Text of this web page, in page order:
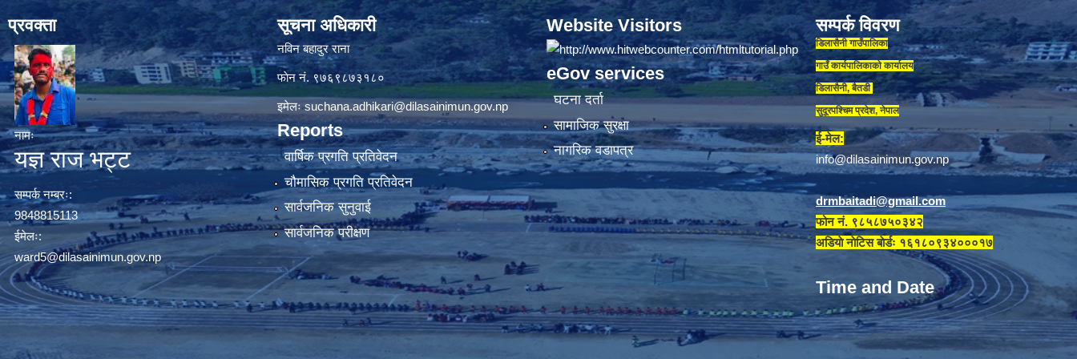
प्रवक्ता
नामः
यज्ञ राज भट्ट
सम्पर्क नम्बरः:
9848815113
ईमेलः:
ward5@dilasainimun.gov.np
सूचना अधिकारी
नविन बहादुर राना
फाेन नं. ९७६९८७३१८०
इमेलःsuchana.adhikari@dilasainimun.gov.np
Reports
वार्षिक प्रगति प्रतिवेदन
चौमासिक प्रगति प्रतिवेदन
सार्वजनिक सुनुवाई
सार्वजनिक परीक्षण
Website Visitors
eGov services
घटना दर्ता
सामाजिक सुरक्षा
नागरिक वडापत्र
सम्पर्क विवरण
डिलासैनी गाउँपालिका
गाउँ कार्यपालिकाकाे कार्यालय
डिलासैनी, बैतडी
सुदूरपश्चिम प्रदेश, नेपाल
ई-मेल:
info@dilasainimun.gov.np
drmbaitadi@gmail.com
फोन नं. ९८५८७५०३४२
अडियाे नाेटिस बाेर्डः १६१८०९३४०००१७
Time and Date